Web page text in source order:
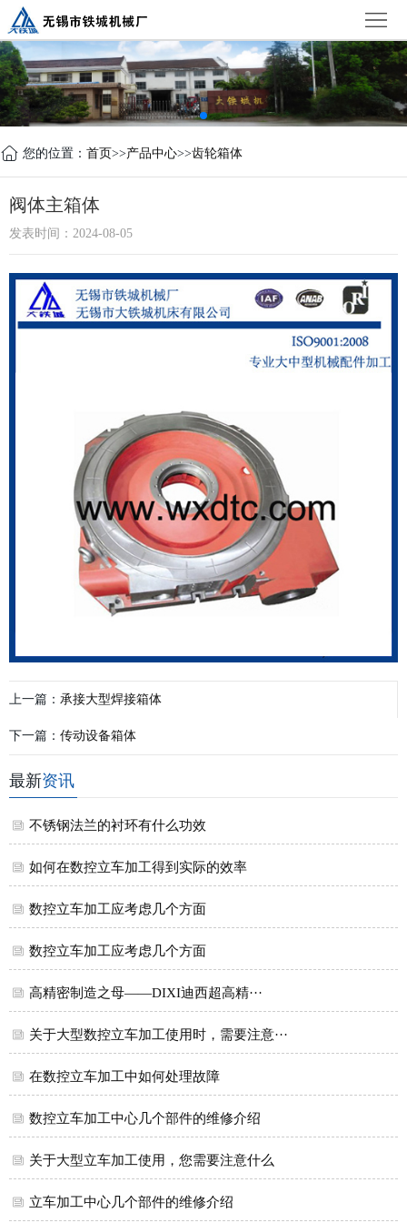
首
页
公
司
简
新
闻
心
产
中
备
展
荣
誉
联
您的位置： 首页>>产品中心>>齿轮箱体
阀体主箱体
发表时间：2024-08-05
上一篇： 承接大型焊接箱体
下一篇： 传动设备箱体
最新资讯
不锈钢法兰的衬环有什么功效
如何在数控立车加工得到实际的效率
数控立车加工应考虑几个方面
数控立车加工应考虑几个方面
高精密制造之母——DIXI迪西超高精···
关于大型数控立车加工使用时，需要注意···
在数控立车加工中如何处理故障
数控立车加工中心几个部件的维修介绍
关于大型立车加工使用，您需要注意什么
立车加工中心几个部件的维修介绍